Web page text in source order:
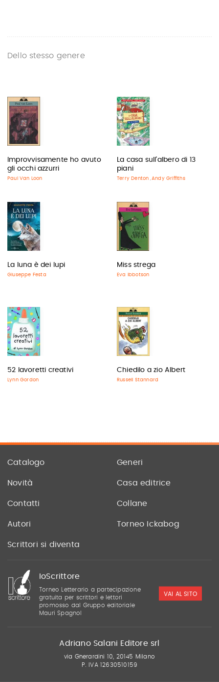
Dello stesso genere
Improvvisamente ho avuto
gli occhi azzurri
Paul Van Loon
La casa sull'albero di 13
piani
Terry Denton ,Andy Griffiths
La luna è dei lupi
Giuseppe Festa
Miss strega
Eva Ibbotson
52 lavoretti creativi
Lynn Gordon
Chiedilo a zio Albert
Russell Stannard
Catalogo Generi
Novità Casa editrice
Contatti Collane
Autori Torneo Ickabog
Scrittori si diventa
IoScrittore
Torneo Letterario a partecipazione
gratuita per scrittori e lettori
promosso dal Gruppo editoriale
Mauri Spagnol
VAI AL SITO
Adriano Salani Editore srl
via Gherardini 10, 20145 Milano
P. IVA 12630510159